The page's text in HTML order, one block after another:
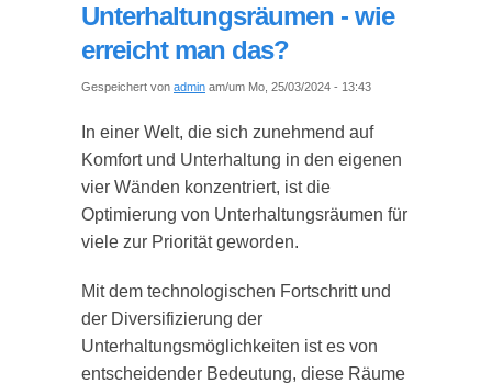
Unterhaltungsräumen - wie
erreicht man das?
Gespeichert von admin am/um Mo, 25/03/2024 - 13:43
In einer Welt, die sich zunehmend auf
Komfort und Unterhaltung in den eigenen
vier Wänden konzentriert, ist die
Optimierung von Unterhaltungsräumen für
viele zur Priorität geworden.
Mit dem technologischen Fortschritt und
der Diversifizierung der
Unterhaltungsmöglichkeiten ist es von
entscheidender Bedeutung, diese Räume